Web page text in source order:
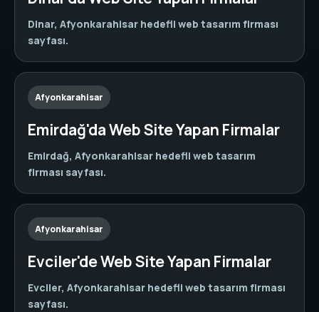
Dinar, Afyonkarahisar hedefli web tasarım firması
sayfası.
Afyonkarahisar
Emirdağ'da Web Site Yapan Firmalar
Emirdağ, Afyonkarahisar hedefli web tasarım
firması sayfası.
Afyonkarahisar
Evciler'de Web Site Yapan Firmalar
Evciler, Afyonkarahisar hedefli web tasarım firması
sayfası.